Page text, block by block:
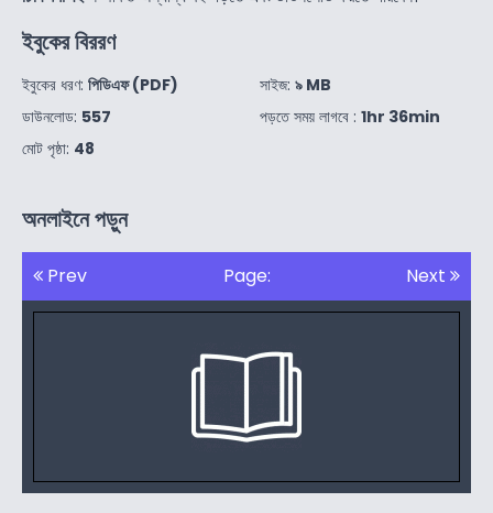
ইবুকের বিররণ
ইবুকের ধরণ: পিডিএফ (PDF)
ডাউনলোড: 557
মোট পৃষ্ঠা: 48
সাইজ: ৯ MB
পড়তে সময় লাগবে : 1hr 36min
অনলাইনে পড়ুন
Prev Page: Next